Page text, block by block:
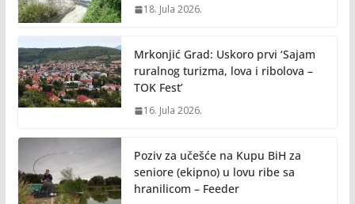
18. Jula 2026.
Mrkonjić Grad: Uskoro prvi ‘Sajam
ruralnog turizma, lova i ribolova –
TOK Fest’
16. Jula 2026.
Poziv za učešće na Kupu BiH za
seniore (ekipno) u lovu ribe sa
hranilicom – Feeder